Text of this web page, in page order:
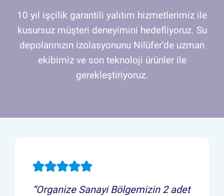
10 yıl işçilik garantili yalıtım hizmetlerimiz ile
kusursuz müşteri deneyimini hedefliyoruz. Su
depolarınızın izolasyonunu Nilüfer’de uzman
ekibimiz ve son teknoloji ürünler ile
gerekleştiriyoruz.
“Organize Sanayi Bölgemizin 2 adet